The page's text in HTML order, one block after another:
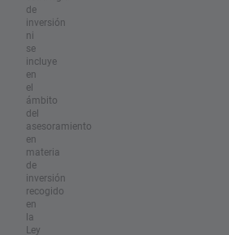
de
inversión
ni
se
incluye
en
el
ámbito
del
asesoramiento
en
materia
de
inversión
recogido
en
la
Ley